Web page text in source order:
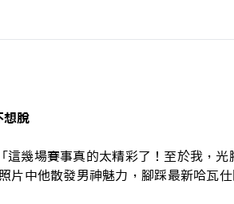
想脫
這幾場賽事真的太精彩了！至於我，光
片中他散發男神魅力，腳踩最新哈瓦